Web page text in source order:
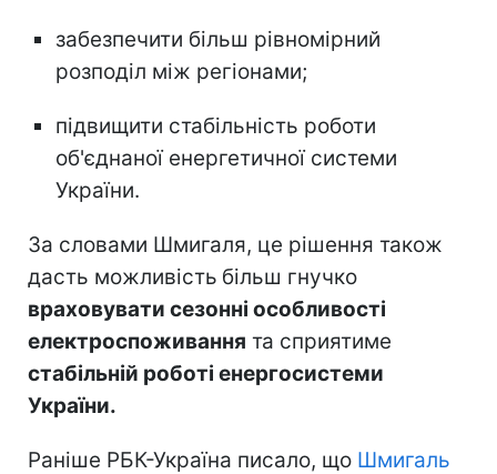
забезпечити більш рівномірний
розподіл між регіонами;
підвищити стабільність роботи
об'єднаної енергетичної системи
України.
За словами Шмигаля, це рішення також
дасть можливість більш гнучко
враховувати сезонні особливості
електроспоживання та сприятиме
стабільній роботі енергосистеми
України.
Раніше РБК-Україна писало, що Шмигаль